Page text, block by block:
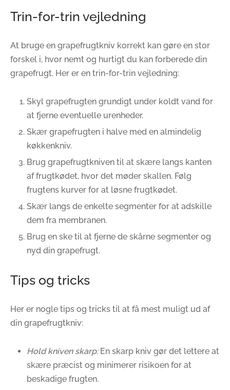
Trin-for-trin vejledning
At bruge en grapefrugtkniv korrekt kan gøre en stor
forskel i, hvor nemt og hurtigt du kan forberede din
grapefrugt. Her er en trin-for-trin vejledning:
Skyl grapefrugten grundigt under koldt vand for
at fjerne eventuelle urenheder.
Skær grapefrugten i halve med en almindelig
køkkenkniv.
Brug grapefrugtkniven til at skære langs kanten
af frugtkødet, hvor det møder skallen. Følg
frugtens kurver for at løsne frugtkødet.
Skær langs de enkelte segmenter for at adskille
dem fra membranen.
Brug en ske til at fjerne de skårne segmenter og
nyd din grapefrugt.
Tips og tricks
Her er nogle tips og tricks til at få mest muligt ud af
din grapefrugtkniv:
Hold kniven skarp:En skarp kniv gør det lettere at
skære præcist og minimerer risikoen for at
beskadige frugten.